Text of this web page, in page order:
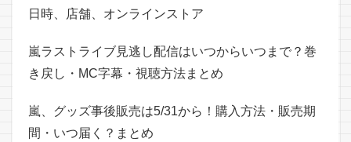
日時、店舗、オンラインストア
嵐ラストライブ見逃し配信はいつからいつまで？巻
き戻し・MC字幕・視聴方法まとめ
嵐、グッズ事後販売は5/31から！購入方法・販売期
間・いつ届く？まとめ